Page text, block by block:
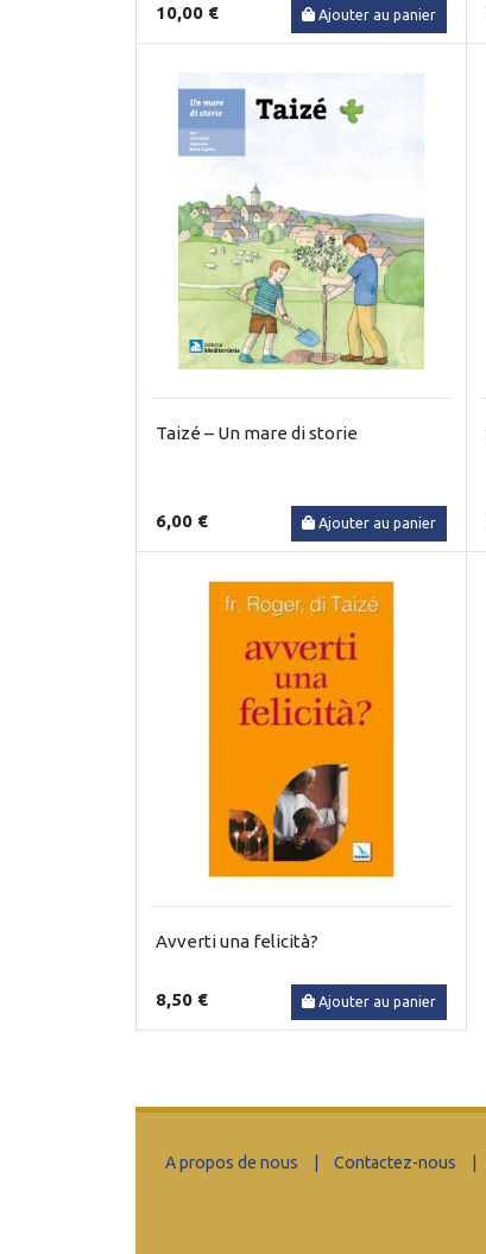
10,00 € Ajouter au panier
Taizé – Un mare di storie
6,00 € Ajouter au panier
Avverti una felicità?
8,50 € Ajouter au panier
A propos de nous | Contactez-nous |